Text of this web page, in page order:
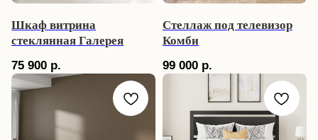
Шкаф витрина
стеклянная Галерея
75 900 р.
Стеллаж под телевизор
Комби
99 000 р.
Подписывайтесь на
наши каналы,в удобных
для вас мессенджерах